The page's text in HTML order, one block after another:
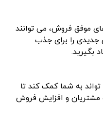
موفق فروش، می توانند
را برای جذب
بگیرید.
به شما کمک کند تا
و افزایش فروش